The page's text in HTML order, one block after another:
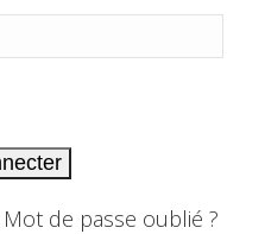
Mot de passe oublié ?